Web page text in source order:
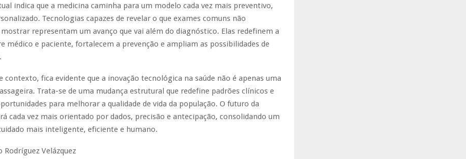
indica que a medicina caminha para um modelo cada vez mais preventivo,
Tecnologias capazes de revelar o que exames comuns não
representam um avanço que vai além do diagnóstico. Elas redefinem a
médico e paciente, fortalecem a prevenção e ampliam as possibilidades de
contexto, fica evidente que a inovação tecnológica na saúde não é apenas uma
Trata-se de uma mudança estrutural que redefine padrões clínicos e
para melhorar a qualidade de vida da população. O futuro da
cada vez mais orientado por dados, precisão e antecipação, consolidando um
mais inteligente, eficiente e humano.
Rodríguez Velázquez